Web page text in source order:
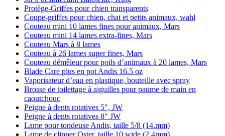
Protège-Griffes pour chien transparents
Coupe-griffes pour chien, chat et petits animaux, wahl
Couteau mini 10 lames fines pour animaux, Mars
Couteau mini 14 lames extra-fines, Mars
Couteau Mars à 8 lames
Couteau à 26 lames super fines, Mars
Couteau démêleur pour poils d’animaux à 20 lames, Mars
Blade Care plus en pot Andis 16.5 oz
Vaporisateur d’eau en plastique, bouteille avec spray
Brosse de toilettage à aiguilles pour paume de main en
caoutchouc
Peigne à dents rotatives 5″, JW
Peigne à dents rotatives 8″ JW
Lame pour tondeuse Andis, taille 5/8 (14.mm)
Lame de clipper Oster, taille 10 wide (2.4mm)